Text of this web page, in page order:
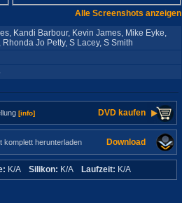
Alle Screenshots anzeigen
Kandi Barbour, Kevin James, Mike Eyke,
Jo Petty, S Lacey, S Smith
[info] DVD kaufen
komplett herunterladen Download
K/A Silikon: K/A Laufzeit: K/A